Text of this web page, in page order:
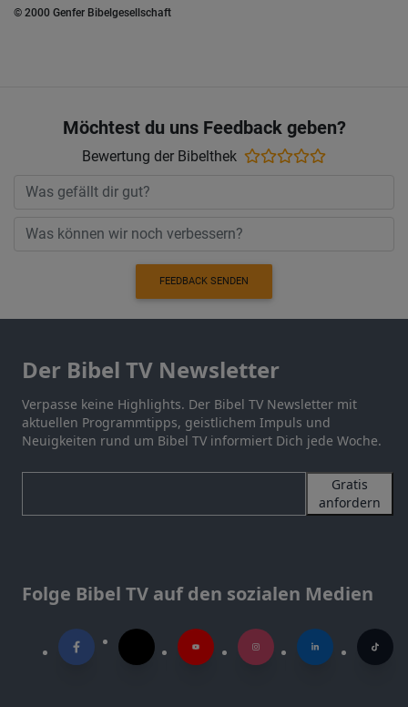
© 2000 Genfer Bibelgesellschaft
Möchtest du uns Feedback geben?
Bewertung der Bibelthek
FEEDBACK SENDEN
Der Bibel TV Newsletter
Verpasse keine Highlights. Der Bibel TV Newsletter mit
aktuellen Programmtipps, geistlichem Impuls und
Neuigkeiten rund um Bibel TV informiert Dich jede Woche.
Gratis
anfordern
Folge Bibel TV auf den sozialen Medien